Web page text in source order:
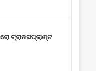
ଟ୍ରାନସପ୍ଲାଣ୍ଟ